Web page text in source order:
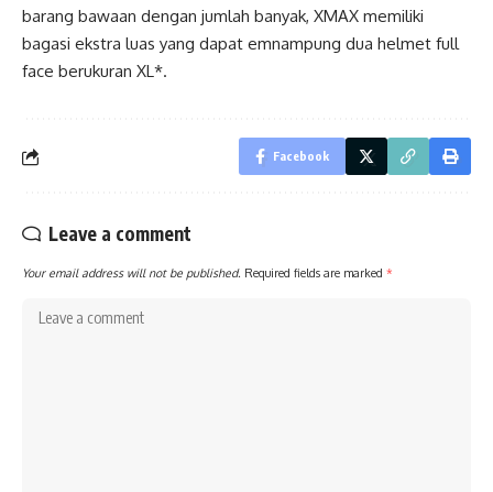
barang bawaan dengan jumlah banyak, XMAX memiliki
bagasi ekstra luas yang dapat emnampung dua helmet full
face berukuran XL*.
Facebook
Leave a comment
Your email address will not be published. Required fields are marked *